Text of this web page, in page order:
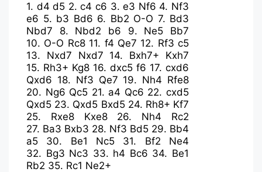
1. d4 d5 2.c4 c6 3.e3 Nf6 4. Nf3
e6 5. b3 Bd6 6. Bb2 O-O 7. Bd3
Nbd7
8. Nbd2 b6 9. Ne5
Bb7
10. O-O Rc8 11. f4 Qe7 12. Rf3 c5
13. Nxd7 Nxd7 14. Bxh7+
Kxh7
15. Rh3+ Kg8 16. dxc5 f6 17. cxd6
Qxd6 18. Nf3 Qe7 19. Nh4 Rfe8
20. Ng6 Qc5 21. a4 Qc6 22.cxd5
Qxd5 23. Qxd5 Bxd5 24. Rh8+ Kf7
25. Rxe8 Kxe8 26. Nh4
Rc2
27. Ba3 Bxb3 28. Nf3 Bd5 29. Bb4
a5
30. Be1 Nc5 31. Bf2
Ne4
32. Bg3 Nc3 33. h4 Bc6 34. Be1
Rb2 35. Rc1 Ne2+